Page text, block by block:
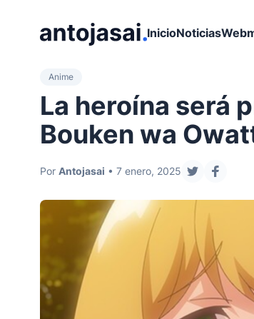
InicioNoticias
Anime
La heroína será
Bouken wa
Por Antojasai • 7 enero, 2025
compartir